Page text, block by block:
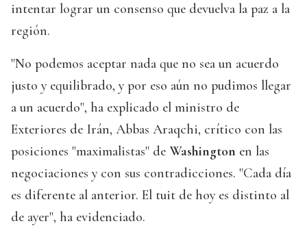
intentar lograr un consenso que devuelva la paz a la
región.
"No podemos aceptar nada que no sea un acuerdo
justo y equilibrado, y por eso aún no pudimos llegar
a un acuerdo", ha explicado el ministro de
Exteriores de Irán, Abbas Araqchi, crítico con las
posiciones "maximalistas" de Washington en las
negociaciones y con sus contradicciones. "Cada día
es diferente al anterior. El tuit de hoy es distinto al
de ayer", ha evidenciado.